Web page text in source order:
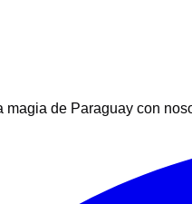
magia de Paraguay con